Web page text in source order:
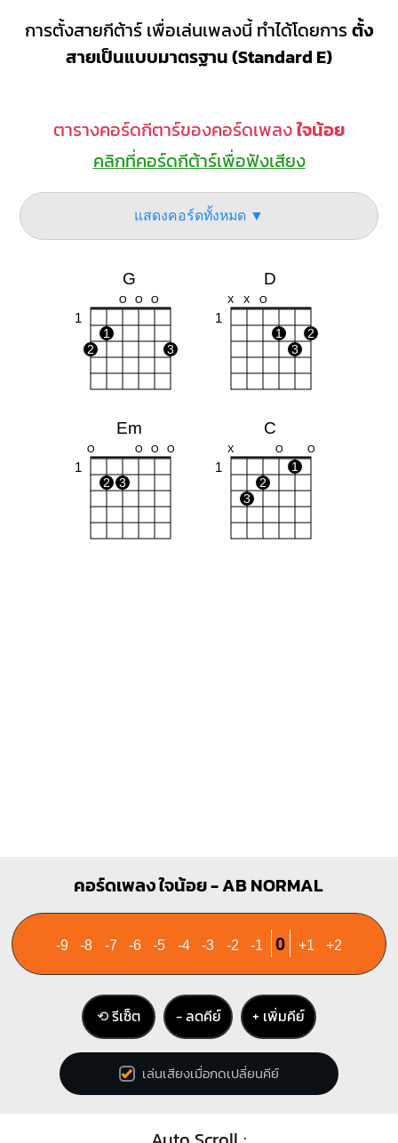
การตั้งสายกีต้าร์ เพื่อเล่นเพลงนี้ ทำได้โดยการตั้ง
สายเป็นแบบมาตรฐาน (Standard E)
ตารางคอร์ดกีตาร์ของคอร์ดเพลงใจน้อย
คลิกที่คอร์ดกีต้าร์เพื่อฟังเสียง
แสดงคอร์ดทั้งหมด ▼
G
O O O
1
1
2
3
D
X X O
1
1
2
3
Em
O O O O
1
2 3
C
X O O
1
1
2
3
คอร์ดเพลง ใจน้อย - AB NORMAL
-9 -8 -7 -6 -5 -4 -3 -2 -1 0 +1 +2
⟲ รีเซ็ต − ลดคีย์ + เพิ่มคีย์
เล่นเสียงเมื่อกดเปลี่ยนคีย์